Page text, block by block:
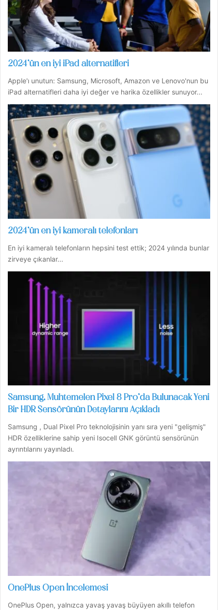
2024’ün en iyi iPad alternatifleri
Apple'ı unutun: Samsung, Microsoft, Amazon ve Lenovo'nun bu
iPad alternatifleri daha iyi değer ve harika özellikler sunuyor...
2024’ün en iyi kameralı telefonları
En iyi kameralı telefonların hepsini test ettik; 2024 yılında bunlar
zirveye çıkanlar...
Samsung, Muhtemelen Pixel 8 Pro’da Bulunacak Yeni
Bir HDR Sensörünün Detaylarını Açıkladı
Samsung , Dual Pixel Pro teknolojisinin yanı sıra yeni "gelişmiş"
HDR özelliklerine sahip yeni Isocell GNK görüntü sensörünün
ayrıntılarını yayınladı.
OnePlus Open İncelemesi
OnePlus Open, yalnızca yavaş yavaş büyüyen akıllı telefon